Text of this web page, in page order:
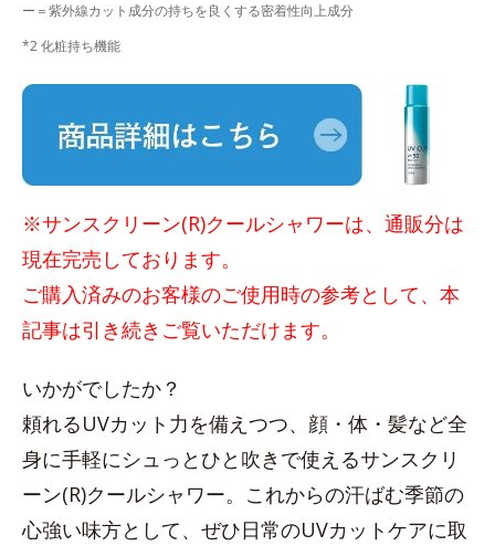
ー＝紫外線カット成分の持ちを良くする密着性向上成分
*2 化粧持ち機能
※サンスクリーン(R)クールシャワーは、通販分は
現在完売しております。
ご購入済みのお客様のご使用時の参考として、本
記事は引き続きご覧いただけます。
いかがでしたか？
頼れるUVカット力を備えつつ、顔・体・髪など全
身に手軽にシュっとひと吹きで使えるサンスクリ
ーン(R)クールシャワー。これからの汗ばむ季節の
心強い味方として、ぜひ日常のUVカットケアに取